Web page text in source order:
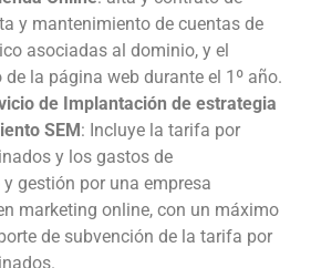
y mantenimiento de cuentas de
asociadas al dominio, y el
la página web durante el 1º año.
de Implantación de estrategia
SEM: Incluye la tarifa por
y los gastos de
gestión por una empresa
marketing online, con un máximo
de subvención de la tarifa por